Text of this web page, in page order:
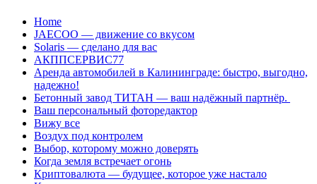
Перейти
содержанию
Home
JAECOO — движение со вкусом
Solaris — сделано для вас
АКППСЕРВИС77
Аренда автомобилей в Калининграде: быстро, выгодно,
надежно!
Бетонный завод ТИТАН — ваш надёжный партнёр.
Ваш персональный фоторедактор
Вижу все
Воздух под контролем
Выбор, которому можно доверять
Когда земля встречает огонь
Криптовалюта — будущее, которое уже настало